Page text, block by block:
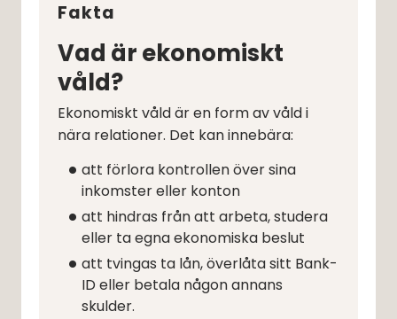
Fakta
Vad är ekonomiskt
våld?
Ekonomiskt våld är en form av våld i
nära relationer. Det kan innebära:
att förlora kontrollen över sina
inkomster eller konton
att hindras från att arbeta, studera
eller ta egna ekonomiska beslut
att tvingas ta lån, överlåta sitt Bank-
ID eller betala någon annans
skulder.